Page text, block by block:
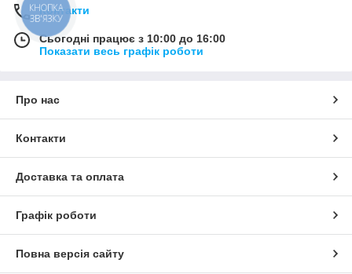
Контакти
Сьогодні працює з 10:00 до 16:00
Показати весь графік роботи
Про нас
Контакти
Доставка та оплата
Графік роботи
Повна версія сайту
КНОПКА
ЗВ'ЯЗКУ